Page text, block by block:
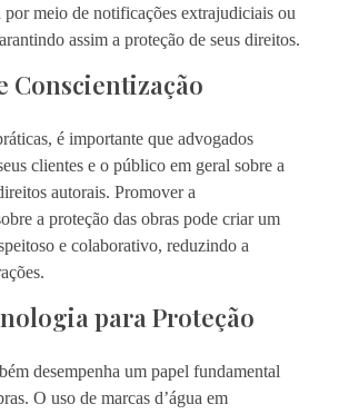
por meio de notificações extrajudiciais ou
assim a proteção de seus direitos.
Conscientização
é importante que advogados
clientes e o público em geral sobre a
autorais. Promover a
a proteção das obras pode criar um
e colaborativo, reduzindo a
para Proteção
desempenha um papel fundamental
O uso de marcas d’água em